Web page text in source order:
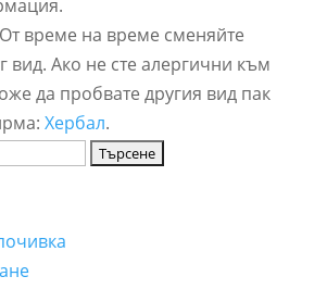
От време на време сменяйте
вид. Ако не сте алергични към
да пробвате другия вид пак
Хербал.